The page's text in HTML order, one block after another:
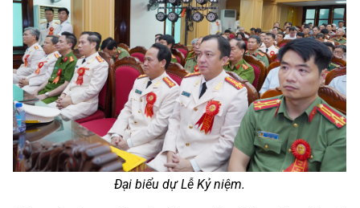
Đại biểu dự Lễ Kỷ niệm.